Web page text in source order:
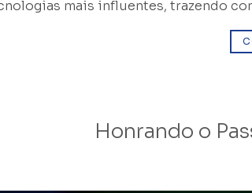
mais influentes, trazendo
Honrando o